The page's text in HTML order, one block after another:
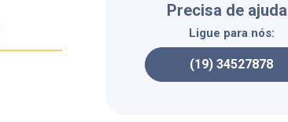
Precisa de
Ligue para nós:
(19) 34527878